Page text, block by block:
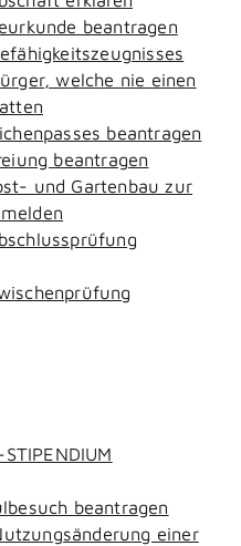
beantragen
welche nie einen
beantragen
beantragen
und Gartenbau zur
beantragen
einer